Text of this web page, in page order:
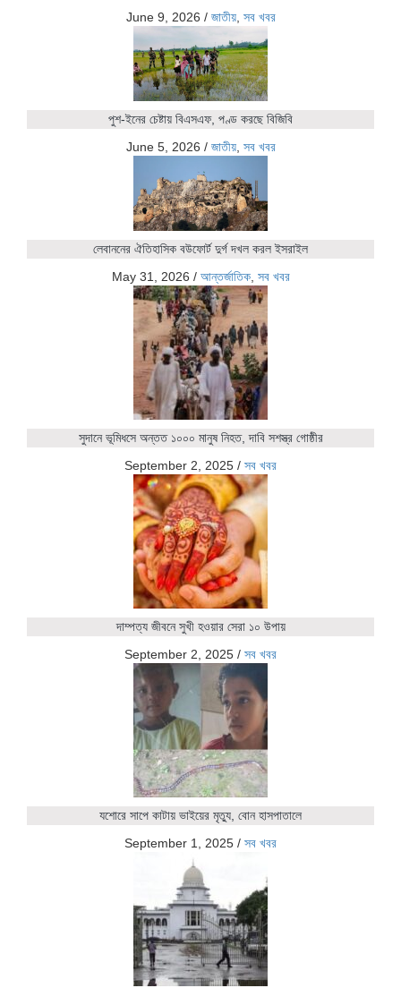
June 9, 2026 / জাতীয়, সব খবর
পুশ-ইনের চেষ্টায় বিএসএফ, পণ্ড করছে বিজিবি
June 5, 2026 / জাতীয়, সব খবর
লেবাননের ঐতিহাসিক বউফোর্ট দুর্গ দখল করল ইসরাইল
May 31, 2026 / আন্তর্জাতিক, সব খবর
সুদানে ভূমিধসে অন্তত ১০০০ মানুষ নিহত, দাবি সশস্ত্র গোষ্ঠীর
September 2, 2025 / সব খবর
দাম্পত্য জীবনে সুখী হওয়ার সেরা ১০ উপায়
September 2, 2025 / সব খবর
যশোরে সাপে কাটায় ভাইয়ের মৃত্যু, বোন হাসপাতালে
September 1, 2025 / সব খবর